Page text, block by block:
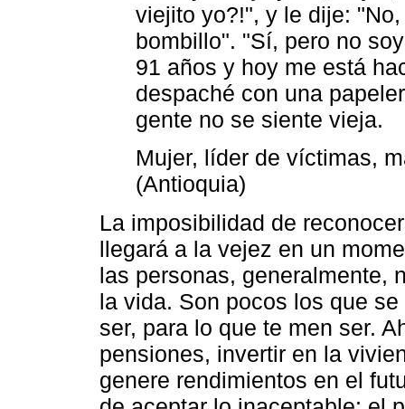
viejito yo?!", y le dije:
bombillo". "Sí, pero no
91 años y hoy me está
despaché con una
gente no se siente vieja.
Mujer, líder de víctimas,
(Antioquia)
La imposibilidad de
llegará a la vejez en un
las personas, generalmente,
la vida. Son pocos los que
ser, para lo que te men ser.
pensiones, invertir en la
genere rendimientos en el